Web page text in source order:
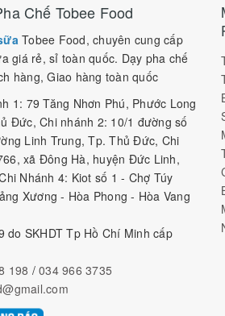
Chế Tobee Food
Tobee Food, chuyên cung cấp
giá rẻ, sỉ toàn quốc. Dạy pha chế
hàng, Giao hàng toàn quốc
1: 79 Tăng Nhơn Phú, Phước Long
Đức, Chi nhánh 2: 10/1 đường số
Linh Trung, Tp. Thủ Đức, Chi
xã Đông Hà, huyện Đức Linh,
Nhánh 4: Kiot số 1 - Chợ Túy
Xương - Hòa Phong - Hòa Vang
do SKHDT Tp Hồ Chí Minh cấp
198 / 034 966 3735